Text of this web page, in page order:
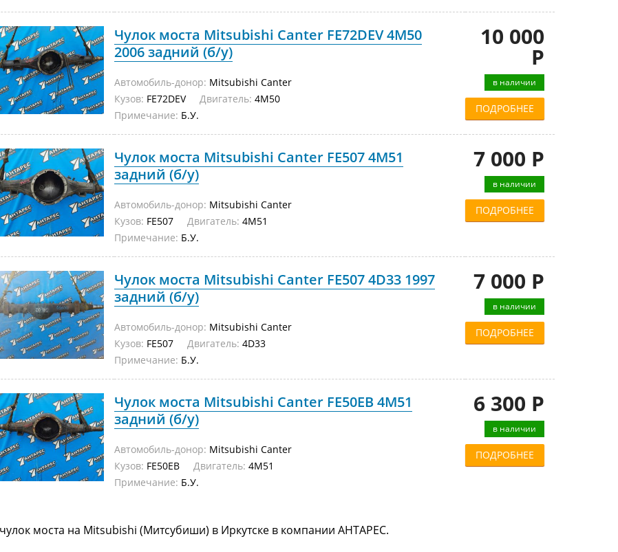
Чулок моста Mitsubishi Canter FE72DEV 4M50
2006 задний (б/у)
Автомобиль-донор: Mitsubishi Canter
Кузов: FE72DEV Двигатель: 4M50
Примечание: Б.У.
10 000
Р
в наличии
ПОДРОБНЕЕ
Чулок моста Mitsubishi Canter FE507 4M51
задний (б/у)
Автомобиль-донор: Mitsubishi Canter
Кузов: FE507 Двигатель: 4M51
Примечание: Б.У.
7 000 Р
в наличии
ПОДРОБНЕЕ
Чулок моста Mitsubishi Canter FE507 4D33 1997
задний (б/у)
Автомобиль-донор: Mitsubishi Canter
Кузов: FE507 Двигатель: 4D33
Примечание: Б.У.
7 000 Р
в наличии
ПОДРОБНЕЕ
Чулок моста Mitsubishi Canter FE50EB 4M51
задний (б/у)
Автомобиль-донор: Mitsubishi Canter
Кузов: FE50EB Двигатель: 4M51
Примечание: Б.У.
6 300 Р
в наличии
ПОДРОБНЕЕ
моста на Mitsubishi (Митсубиши) в Иркутске в компании АНТАРЕС.